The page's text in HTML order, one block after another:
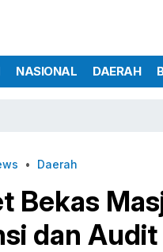
NASIONAL DAERAH
• Daerah
Bekas
dan Audit